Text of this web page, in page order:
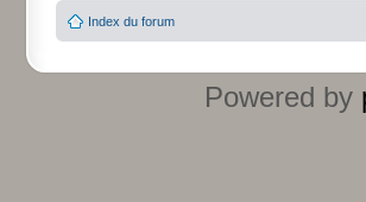
Index du forum
Powered by